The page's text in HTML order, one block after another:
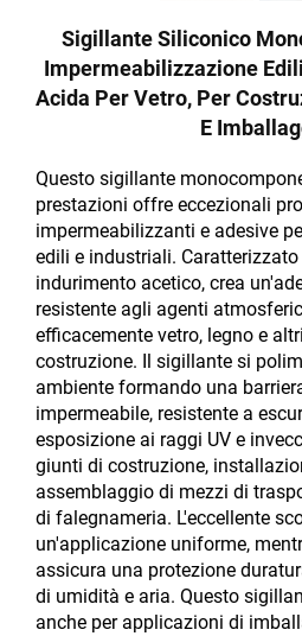
Sigillante Siliconico
Impermeabilizzazione
Acida Per Vetro, Per
E
Questo sigillante
prestazioni offre eccezionali
impermeabilizzanti e adesive
edili e industriali.
indurimento acetico, crea
resistente agli agenti
efficacemente vetro, legno e
costruzione. Il sigillante si
ambiente formando una
impermeabile, resistente a
esposizione ai raggi UV e
giunti di costruzione,
assemblaggio di mezzi di
di falegnameria. L'eccellente
un'applicazione uniforme,
assicura una protezione
di umidità e aria. Questo
anche per applicazioni di